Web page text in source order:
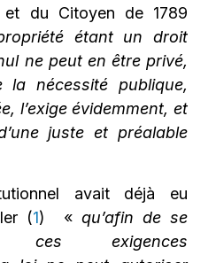
et du Citoyen de 1789
étant un droit
ne peut en être privé,
la nécessité publique,
l’exige évidemment, et
juste et préalable
avait déjà eu
(1) « qu’afin de se
ces exigences